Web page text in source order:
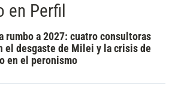
en Perfil
rumbo a 2027: cuatro consultoras
el desgaste de Milei y la crisis de
en el peronismo